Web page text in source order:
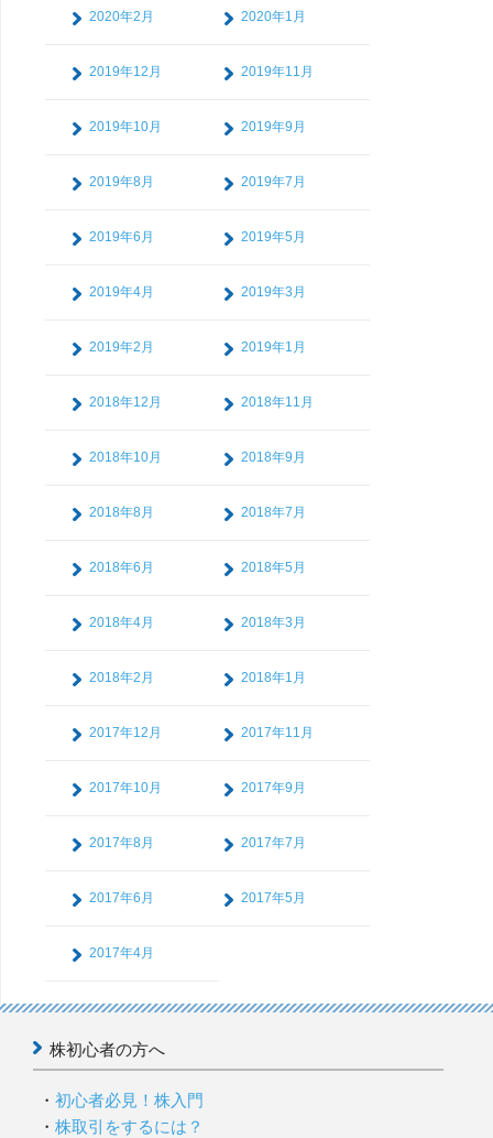
2020年2月 2020年1月
2019年12月 2019年11月
2019年10月 2019年9月
2019年8月 2019年7月
2019年6月 2019年5月
2019年4月 2019年3月
2019年2月 2019年1月
2018年12月 2018年11月
2018年10月 2018年9月
2018年8月 2018年7月
2018年6月 2018年5月
2018年4月 2018年3月
2018年2月 2018年1月
2017年12月 2017年11月
2017年10月 2017年9月
2017年8月 2017年7月
2017年6月 2017年5月
2017年4月
株初心者の方へ
初心者必見！株入門
株取引をするには？